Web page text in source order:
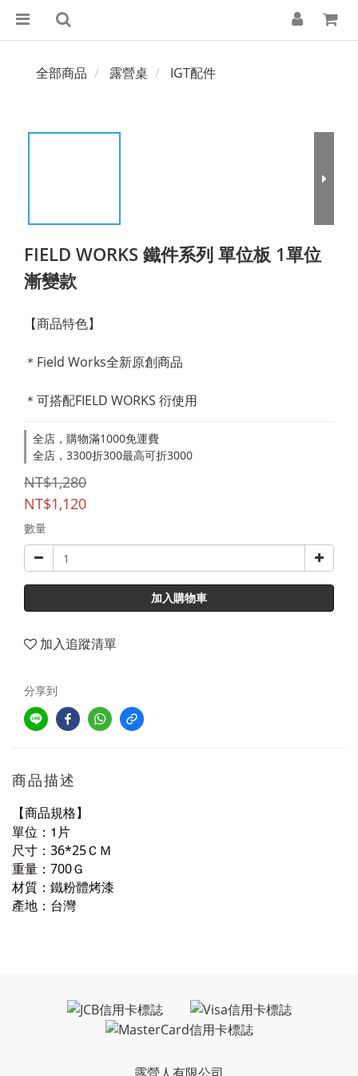
全部商品 露營桌 IGT配件
FIELD WORKS 鐵件系列 單位板 1單位
漸變款
【商品特色】
＊Field Works全新原創商品
＊可搭配FIELD WORKS 衍使用
全店，購物滿1000免運費
全店，3300折300最高可折3000
NT$1,280
NT$1,120
數量
加入購物車
加入追蹤清單
分享到
商品描述
【商品規格】
單位： 1 片
尺寸：36*25ＣＭ
重量：700Ｇ
材質：鐵粉體烤漆
產地：台灣